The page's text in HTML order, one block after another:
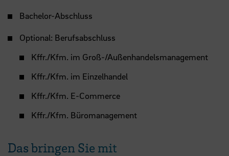
Bachelor-Abschluss
Optional: Berufsabschluss
Kffr./Kfm. im Groß-/Außenhandelsmanagement
Kffr./Kfm. im Einzelhandel
Kffr./Kfm. E-Commerce
Kffr./Kfm. Büromanagement
Das bringen Sie mit